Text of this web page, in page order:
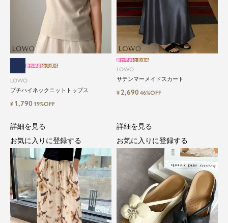
LOWO
プチハイネックニットトップス
新作早割会員価格
¥ 1,790 19%OFF
LOWO
サテンマーメイドスカート
新作早割会員価格
¥2,69046%OFF
詳細を見る
お気に入りに登録する
詳細を見る
お気に入りに登録する